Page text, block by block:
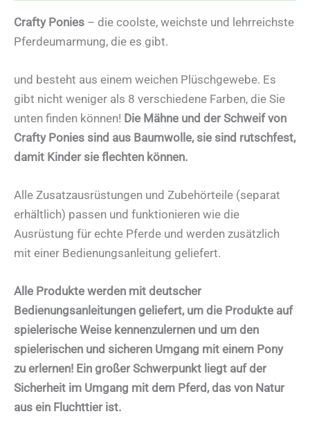
Crafty Ponies – die coolste, weichste und lehrreichste
Pferdeumarmung, die es gibt.
und besteht aus einem weichen Plüschgewebe. Es
gibt nicht weniger als 8 verschiedene Farben, die Sie
unten finden können! Die Mähne und der Schweif von
Crafty Ponies sind aus Baumwolle, sie sind rutschfest,
damit Kinder sie flechten können.
Alle Zusatzausrüstungen und Zubehörteile (separat
erhältlich) passen und funktionieren wie die
Ausrüstung für echte Pferde und werden zusätzlich
mit einer Bedienungsanleitung geliefert.
Alle Produkte werden mit deutscher
Bedienungsanleitungen geliefert, um die Produkte auf
spielerische Weise kennenzulernen und um den
spielerischen und sicheren Umgang mit einem Pony
zu erlernen! Ein großer Schwerpunkt liegt auf der
Sicherheit im Umgang mit dem Pferd, das von Natur
aus ein Fluchttier ist.